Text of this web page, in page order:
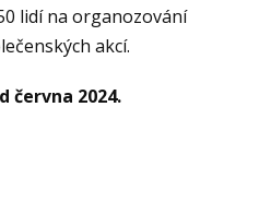
lidí na organozování
akcí.
června 2024.